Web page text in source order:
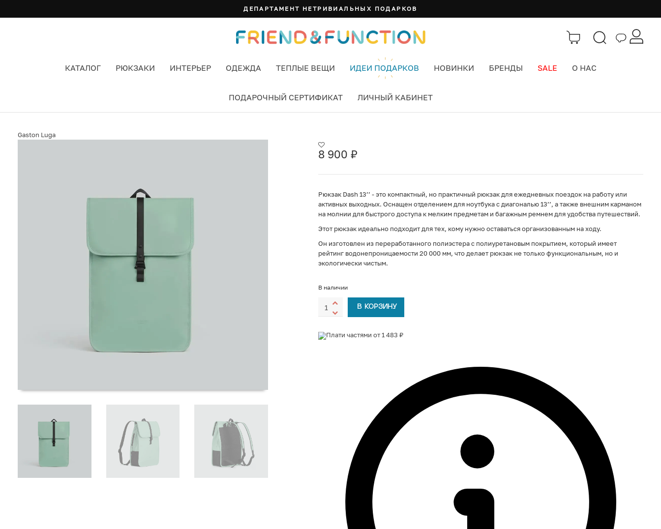
ДЕПАРТАМЕНТ НЕТРИВИАЛЬНЫХ ПОДАРКОВ
КАТАЛОГ РЮКЗАКИ ИНТЕРЬЕР ОДЕЖДА ТЕПЛЫЕ ВЕЩИ ИДЕИ ПОДАРКОВ НОВИНКИ БРЕНДЫ SALE О НАС
ПОДАРОЧНЫЙ СЕРТИФИКАТ ЛИЧНЫЙ КАБИНЕТ
Gaston Luga
8 900 ₽
Рюкзак Dash 13’’ - это компактный, но практичный рюкзак для ежедневных поездок на работу или
активных выходных. Оснащен отделением для ноутбука с диагональю 13’’, а также внешним карманом
на молнии для быстрого доступа к мелким предметам и багажным ремнем для удобства путешествий.
Этот рюкзак идеально подходит для тех, кому нужно оставаться организованным на ходу.
Он изготовлен из переработанного полиэстера с полиуретановым покрытием, который имеет
рейтинг водонепроницаемости 20 000 мм, что делает рюкзак не только функциональным, но и
экологически чистым.
В наличии
В КОРЗИНУ
Плати частями от 1 483 ₽